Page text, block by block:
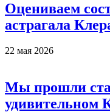
Оцениваем
астрагала
22 мая 2026
Мы прошли
удивительном